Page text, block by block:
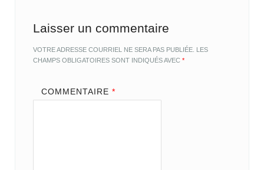
Laisser un commentaire
VOTRE ADRESSE COURRIEL NE SERA PAS PUBLIÉE. LES
CHAMPS OBLIGATOIRES SONT INDIQUÉS AVEC*
COMMENTAIRE *